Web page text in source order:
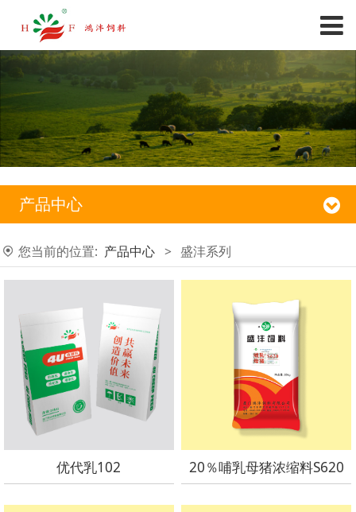
产品中心
您当前的位置: 产品中心 > 盛沣系列
优代乳102 20％哺乳母猪浓缩料S620